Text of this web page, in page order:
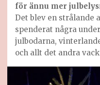
för ännu mer
Det blev en strålande
spenderat några
julbodarna,
och allt det andra